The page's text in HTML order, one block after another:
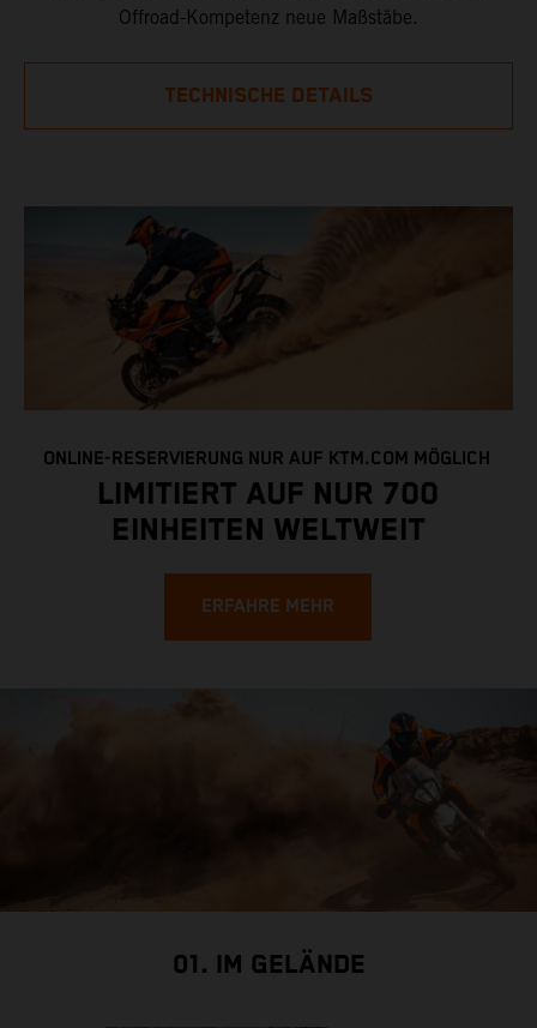
Offroad-Kompetenz neue Maßstäbe.
TECHNISCHE DETAILS
ONLINE-RESERVIERUNG NUR AUF KTM.COM MÖGLICH
LIMITIERT AUF NUR 700
EINHEITEN WELTWEIT
ERFAHRE MEHR
01. IM GELÄNDE